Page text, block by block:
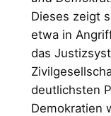
Dieses zeigt
etwa in
das
deutlichsten
Demokratien